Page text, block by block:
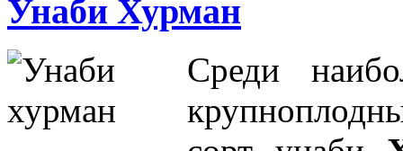
Унаби Хурман
Среди